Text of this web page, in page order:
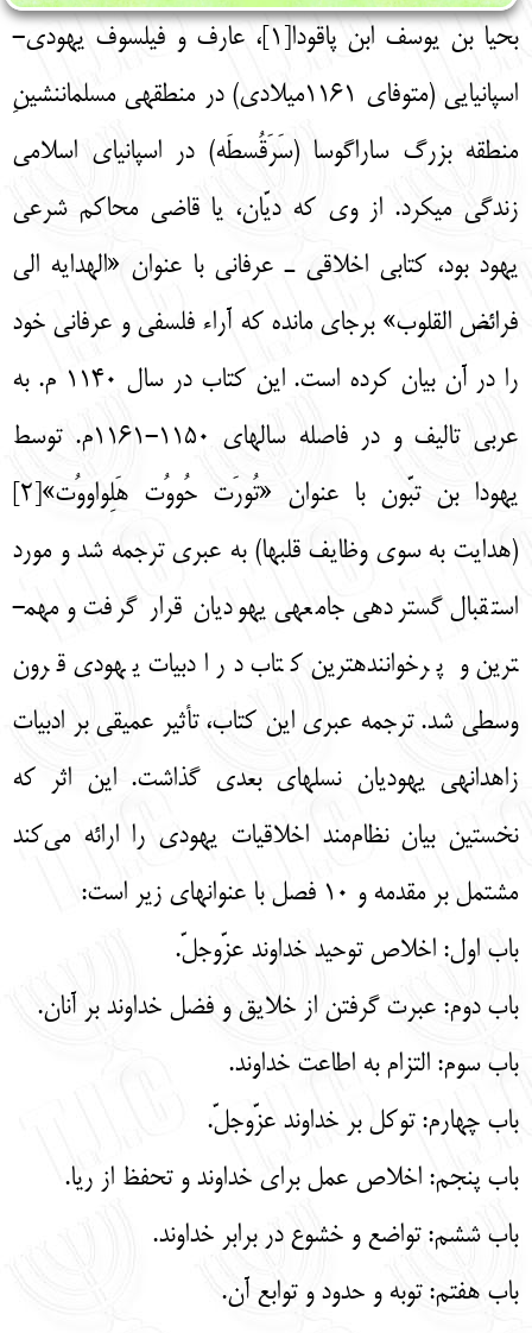
بحیا بن یوسف ابن پاقودا[1]، عارف و فیلسوف یهودی-
اسپانیایی (متوفای 1161میلادی) در منطقه­ی مسلمان­نشینِ
منطقه بزرگ ساراگوسا (سَرَقُسطَه) در اسپانیای اسلامی
زندگی می­کرد. از وی که دیّان، یا قاضی محاکم شرعی
یهود بود، کتابی اخلاقی ـ عرفانی با عنوان «الهدایه الی
فرائض القلوب» برجای مانده که آراء فلسفی و عرفانی خود
را در آن بیان کرده است. این کتاب در سال 1140 م. به
عربی تالیف و در فاصله سال­های 1150-1161م. توسط
(هدایت به سوی وظايف قلب­ها) به عبری ترجمه شد و مورد
استقبال گسترده­ی جامعه­ی یهودیان قرار گرفت و مهم­
ترین و پرخواننده­ترین کتاب در ادبیات یهودی قرون
وسطی شد. ترجمه عبری این کتاب، تأثیر عمیقی بر ادبیات
زاهدانه­ی یهودیان نسل­های بعدی گذاشت. این اثر که
نخستين بيان نظام‌مند اخلاقيات يهودي را ارائه مي‌كند
مشتمل بر مقدمه و 10 فصل با عنوان­های زیر است:
باب اول: اخلاص توحید خداوند عزّوجلّ.
باب دوم: عبرت گرفتن از خلایق و فضل خداوند بر آنان.
باب سوم: التزام به اطاعت خداوند.
باب چهارم: توکل بر خداوند عزّوجلّ.
باب پنجم: اخلاص عمل برای خداوند و تحفظ از ریا.
باب ششم: تواضع و خشوع در برابر خداوند.
باب هفتم: توبه و حدود و توابع آن.